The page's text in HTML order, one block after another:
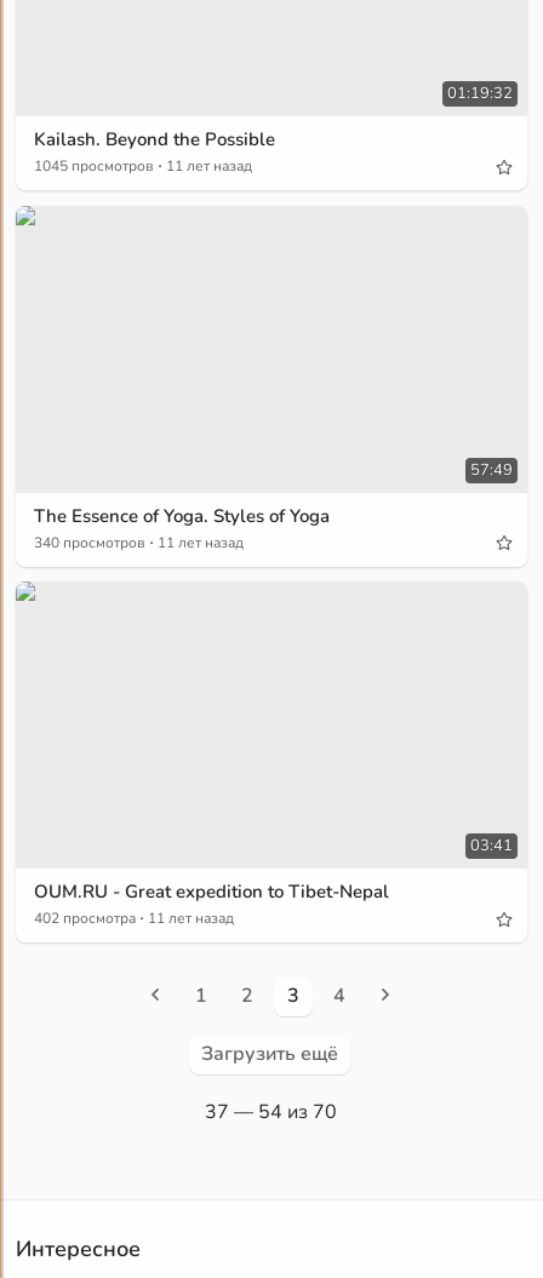
01:19:32
Kailash. Beyond the Possible
1045 просмотров · 11 лет назад
57:49
The Essence of Yoga. Styles of Yoga
340 просмотров · 11 лет назад
03:41
OUM.RU - Great expedition to Tibet-Nepal
402 просмотра · 11 лет назад
1 2 3 4
Загрузить ещё
37 — 54 из 70
Интересное